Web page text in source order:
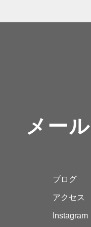
メール
ブログ
アクセス
Instagram